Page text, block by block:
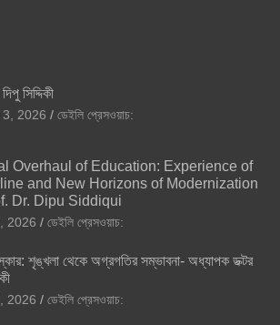
সিদ্দিকী
2026 ডেইলি প্রেসওয়াচ:
Overhaul of Education: Experience of
and New Horizons of Modernization
Dr. Dipu Siddiqui
2026 ডেইলি প্রেসওয়াচ:
শৃঙ্খলা থেকে অগ্রগতির সম্ভাবনা- অধ্যাপক ডক্টর
2026 ডেইলি প্রেসওয়াচ: